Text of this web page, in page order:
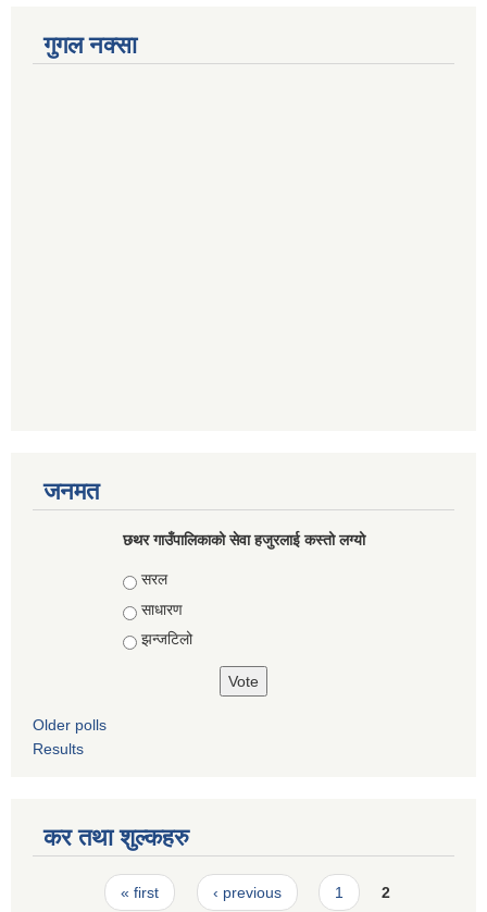
गुगल नक्सा
जनमत
छथर गाउँपालिकाको सेवा हजुरलाई कस्तो लग्यो
Choices
सरल
साधारण
झन्जटिलो
Older polls
Results
कर तथा शुल्कहरु
Pages« first ‹ previous 1 2